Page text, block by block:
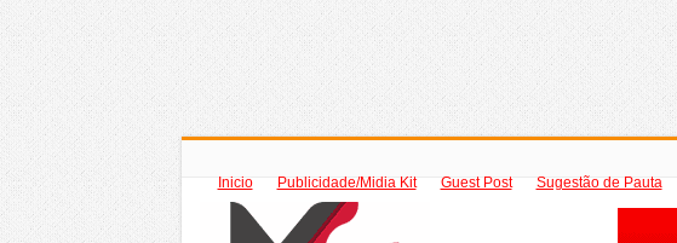
Inicio Publicidade/Midia Kit Guest Post Sugestão de Pauta